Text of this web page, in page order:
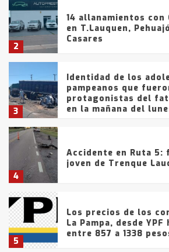
2
14 allanamientos con
en T.Lauquen,
Casares
3
Identidad de los
pampeanos que
protagonistas del
en la mañana del
4
Accidente en Ruta 5:
joven de Trenque
5
Los precios de los
La Pampa, desde
entre 857 a 1338